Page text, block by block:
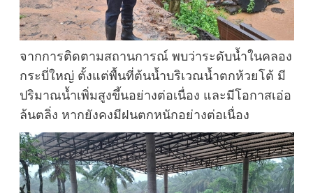
จากการติดตามสถานการณ์ พบว่าระดับน้ำในคลอง
กระบี่ใหญ่ ตั้งแต่พื้นที่ต้นน้ำบริเวณน้ำตกห้วยโต้ มี
ปริมาณน้ำเพิ่มสูงขึ้นอย่างต่อเนื่อง และมีโอกาสเอ่อ
ล้นตลิ่ง หากยังคงมีฝนตกหนักอย่างต่อเนื่อง